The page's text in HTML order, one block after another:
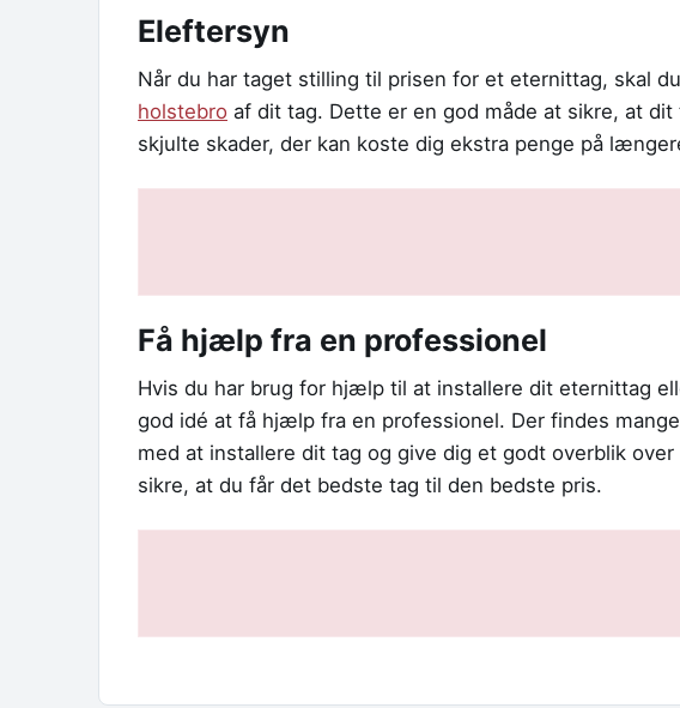
Eleftersyn
Når du har taget stilling til prisen for et eternittag, skal
holstebro af dit tag. Dette er en god måde at sikre, at
skjulte skader, der kan koste dig ekstra penge på
Få hjælp fra en professionel
Hvis du har brug for hjælp til at installere dit eternittag
god idé at få hjælp fra en professionel. Der findes mange
med at installere dit tag og give dig et godt overblik
sikre, at du får det bedste tag til den bedste pris.